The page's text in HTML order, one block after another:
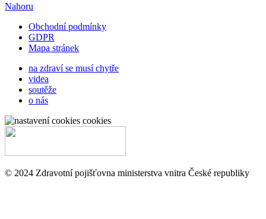
Nahoru
Obchodní podmínky
GDPR
Mapa stránek
na zdraví se musí chytře
videa
soutěže
o nás
cookies
© 2024 Zdravotní pojišťovna ministerstva vnitra České republiky